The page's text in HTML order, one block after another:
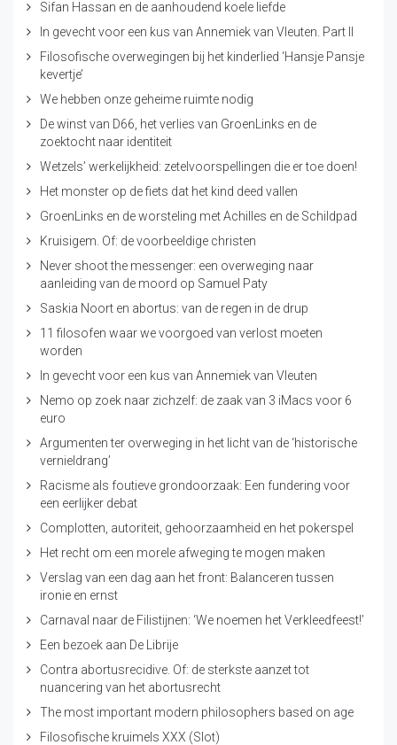
Sifan Hassan en de aanhoudend koele liefde
In gevecht voor een kus van Annemiek van Vleuten. Part II
Filosofische overwegingen bij het kinderlied ‘Hansje Pansje
kevertje’
We hebben onze geheime ruimte nodig
De winst van D66, het verlies van GroenLinks en de
zoektocht naar identiteit
Wetzels’ werkelijkheid: zetelvoorspellingen die er toe doen!
Het monster op de fiets dat het kind deed vallen
GroenLinks en de worsteling met Achilles en de Schildpad
Kruisigem. Of: de voorbeeldige christen
Never shoot the messenger: een overweging naar
aanleiding van de moord op Samuel Paty
Saskia Noort en abortus: van de regen in de drup
11 filosofen waar we voorgoed van verlost moeten
worden
In gevecht voor een kus van Annemiek van Vleuten
Nemo op zoek naar zichzelf: de zaak van 3 iMacs voor 6
euro
Argumenten ter overweging in het licht van de ‘historische
vernieldrang’
Racisme als foutieve grondoorzaak: Een fundering voor
een eerlijker debat
Complotten, autoriteit, gehoorzaamheid en het pokerspel
Het recht om een morele afweging te mogen maken
Verslag van een dag aan het front: Balanceren tussen
ironie en ernst
Carnaval naar de Filistijnen: ‘We noemen het Verkleedfeest!’
Een bezoek aan De Librije
Contra abortusrecidive. Of: de sterkste aanzet tot
nuancering van het abortusrecht
The most important modern philosophers based on age
Filosofische kruimels XXX (Slot)